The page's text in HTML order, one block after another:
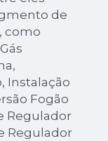
de
como
Instalação
Fogão
Regulador
Regulador